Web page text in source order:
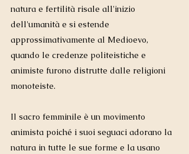
natura e fertilità risale all'inizio
dell'umanità e si estende
approssimativamente al Medioevo,
quando le credenze politeistiche e
animiste furono distrutte dalle religioni
monoteiste.
Il sacro femminile è un movimento
animista poiché i suoi seguaci adorano la
natura in tutte le sue forme e la usano